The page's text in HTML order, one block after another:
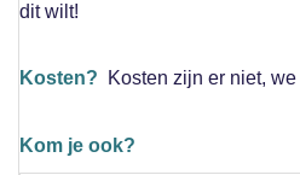
dit wilt!
Kosten? Kosten zijn er niet,
Kom je ook?